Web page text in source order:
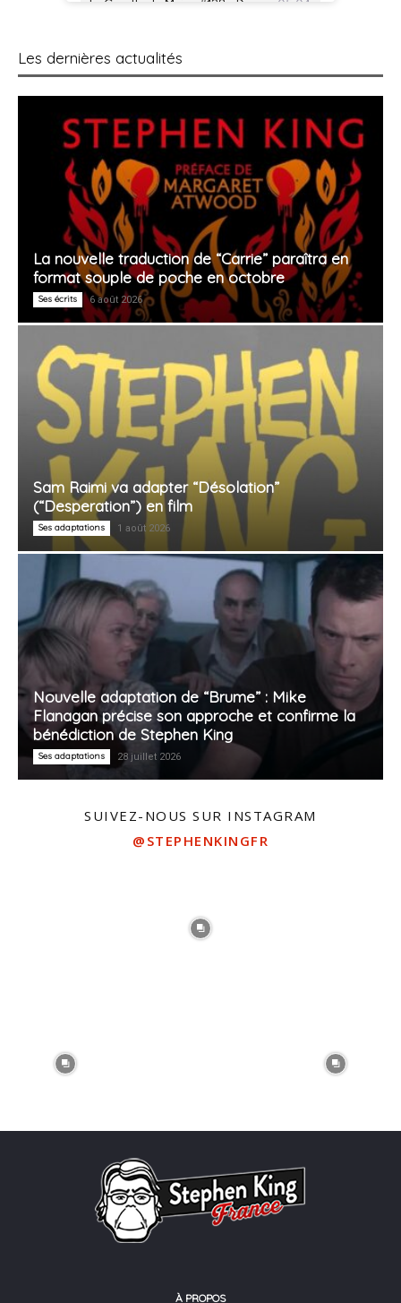
Les dernières actualités
La nouvelle traduction de “Carrie” paraîtra en
format souple de poche en octobre
Ses écrits 6 août 2026
Sam Raimi va adapter “Désolation”
(“Desperation”) en film
Ses adaptations 1 août 2026
Nouvelle adaptation de “Brume” : Mike
Flanagan précise son approche et confirme la
bénédiction de Stephen King
Ses adaptations 28 juillet 2026
SUIVEZ-NOUS SUR INSTAGRAM
@STEPHENKINGFR
À PROPOS